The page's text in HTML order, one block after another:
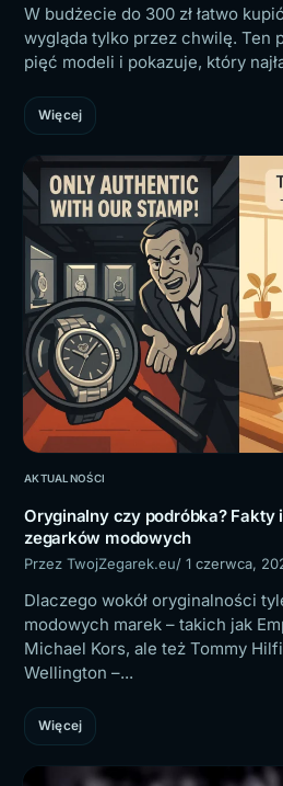
W budżecie do 300 zł łatwo
wygląda tylko przez chwilę. Ten
pięć modeli i pokazuje, który
Więcej
AKTUALNOŚCI
Oryginalny czy podróbka? Fakty
zegarków modowych
Przez TwojZegarek.eu/ 1 czerwca,
Dlaczego wokół oryginalności
modowych marek – takich jak
Michael Kors, ale też Tommy
Wellington –...
Więcej